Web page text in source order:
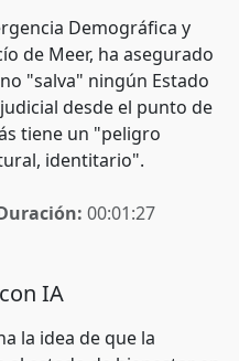
Demográfica y
de Meer, ha asegurado
"salva" ningún Estado
desde el punto de
tiene un "peligro
identitario".
00:01:27
IA
la idea de que la